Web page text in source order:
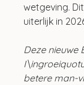
wetgeving.
uiterlijk in
Deze nieuwe
betere man-